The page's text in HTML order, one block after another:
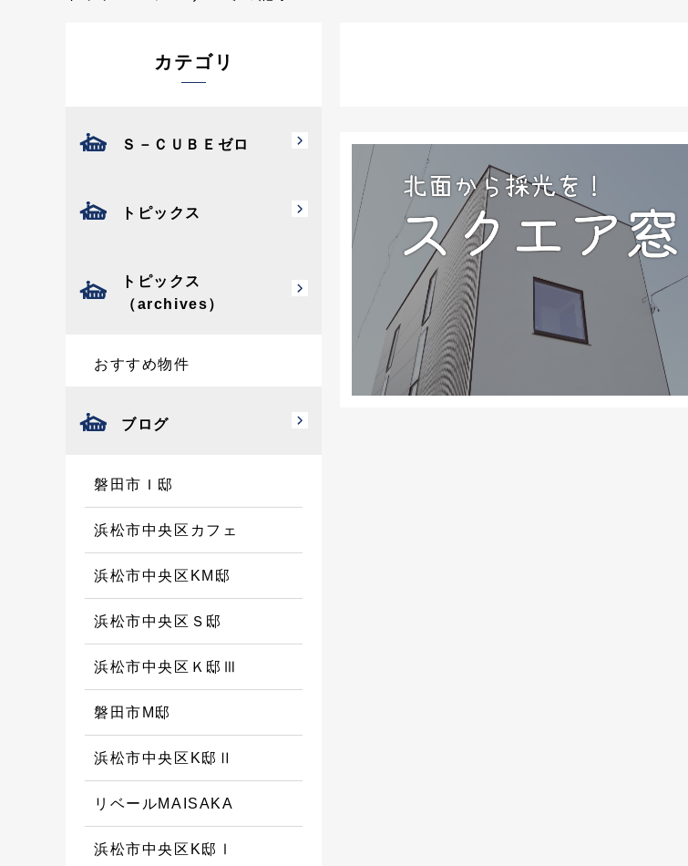
カテゴリ
Ｓ－ＣＵＢＥゼロ
トピックス
トピックス
（archives）
おすすめ物件
ブログ
磐田市Ｉ邸
浜松市中央区カフェ
浜松市中央区KM邸
浜松市中央区Ｓ邸
浜松市中央区Ｋ邸Ⅲ
磐田市M邸
浜松市中央区K邸Ⅱ
リベールMAISAKA
浜松市中央区K邸Ⅰ